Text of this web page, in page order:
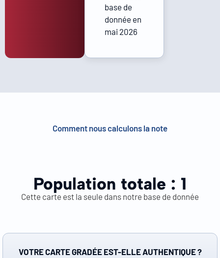
base de
donnée en
mai 2026
Comment nous calculons la note
Population totale : 1
Cette carte est la seule dans notre base de donnée
VOTRE CARTE GRADÉE EST-ELLE AUTHENTIQUE ?